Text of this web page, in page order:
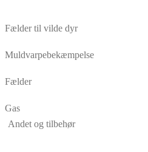
Fælder til vilde dyr
Muldvarpebekæmpelse
Fælder
Gas
Andet og tilbehør